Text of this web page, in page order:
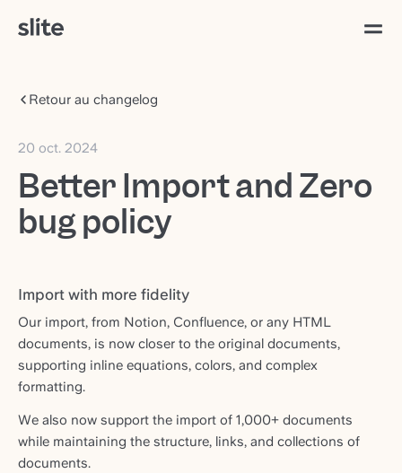
Retour au changelog
20 oct. 2024
Better Import and Zero
bug policy
Import with more fidelity
Our import, from Notion, Confluence, or any HTML
documents, is now closer to the original documents,
supporting inline equations, colors, and complex
formatting.
We also now support the import of 1,000+ documents
while maintaining the structure, links, and collections of
documents.